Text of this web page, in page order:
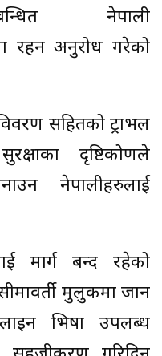
नेपाली
रहन अनुरोध गरेको
सहितको ट्राभल
दृष्टिकोणले
नेपालीहरुलाई
मार्ग बन्द रहेको
मुलुकमा जान
भिषा उपलब्ध